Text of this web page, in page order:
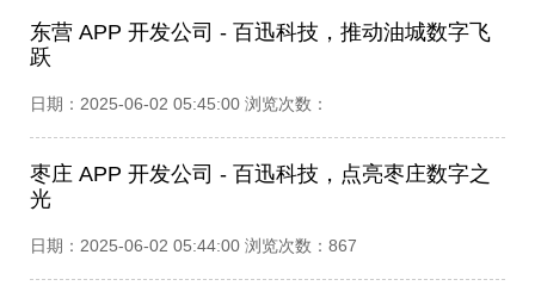
东营 APP 开发公司 - 百迅科技，推动油城数字飞
跃​
日期：2025-06-02 05:45:00 浏览次数：
枣庄 APP 开发公司 - 百迅科技，点亮枣庄数字之
光​
日期：2025-06-02 05:44:00 浏览次数：867